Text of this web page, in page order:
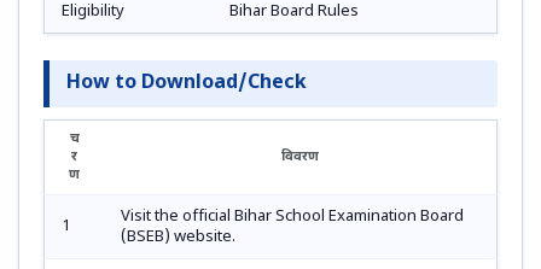
Eligibility Bihar Board Rules
How to Download/Check
च
र
ण
विवरण
1
Visit the official Bihar School Examination Board
(BSEB) website.